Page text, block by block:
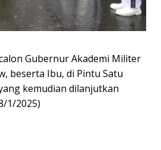
Gubernur Akademi Militer
beserta Ibu, di Pintu Satu
kemudian dilanjutkan
1/2025)